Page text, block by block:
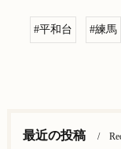
#平和台 #練馬
最近の投稿